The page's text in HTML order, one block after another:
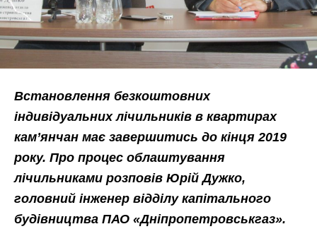
Встановлення безкоштовних
індивідуальних лічильників в квартирах
кам’янчан має завершитись до кінця 2019
року. Про процес облаштування
лічильниками розповів Юрій Дужко,
головний інженер відділу капітального
будівництва ПАО «Дніпропетровськгаз».